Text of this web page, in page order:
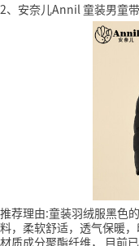
2、安奈儿Annil 童装男童
推荐理由:童装羽绒服黑色
料，柔软舒适，透气保暖
材质成分聚酯纤维，
目前